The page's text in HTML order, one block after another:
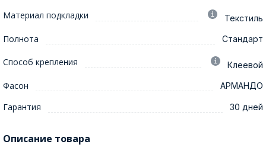
Материал подкладки Текстиль
Полнота Стандарт
Способ крепления Клеевой
Фасон АРМАНДО
Гарантия 30 дней
Описание товара